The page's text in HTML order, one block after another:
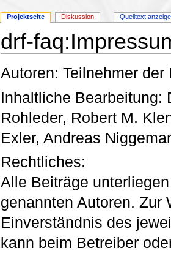
drf-
Autoren: Teilnehmer
Inhaltliche Bearbeitung:
Rohleder, Robert M.
Exler, Andreas
Rechtliches:
Alle Beiträge
genannten Autoren. Zur
Einverständnis des
kann beim Betreiber
Projektseite Diskussion Quelltext